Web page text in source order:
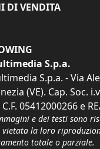
DI VENDITA
S.p.a.
S.p.a. - Via
(VE). Cap. Soc.
05412000266 e
e dei testi sono
vietata la loro
totale o parziale.